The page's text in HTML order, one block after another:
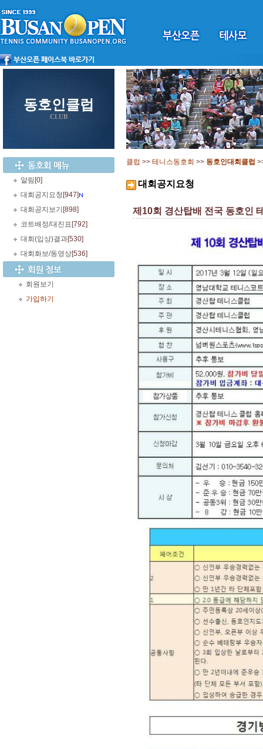
동호인클럽
CLUB
알림 [0]
대회공지요청 [947]
대회공지보기 [898]
코트배정/대진표 [792]
대회(입상)결과[530]
대회화보/동영상[536]
회원보기
가입하기
클럽 >> 테니스동호회 >> 동호인대회클럽
대회공지요청
제10회 경산탑배 전국 동호인